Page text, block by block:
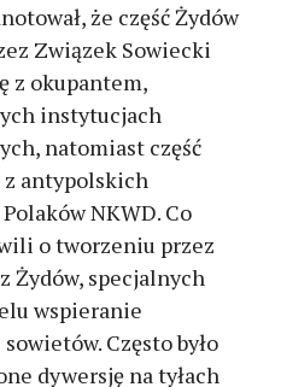
że część Żydów
Związek Sowiecki
z okupantem,
instytucjach
natomiast część
z antypolskich
NKWD. Co
o tworzeniu przez
Żydów, specjalnych
wspieranie
Często było
dywersję na tyłach